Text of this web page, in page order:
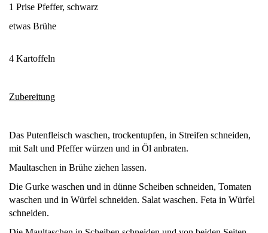
1 Prise Pfeffer, schwarz
etwas Brühe
4 Kartoffeln
Zubereitung
Das Putenfleisch waschen, trockentupfen, in Streifen schneiden,
mit Salt und Pfeffer würzen und in Öl anbraten.
Maultaschen in Brühe ziehen lassen.
Die Gurke waschen und in dünne Scheiben schneiden, Tomaten
waschen und in Würfel schneiden. Salat waschen. Feta in Würfel
schneiden.